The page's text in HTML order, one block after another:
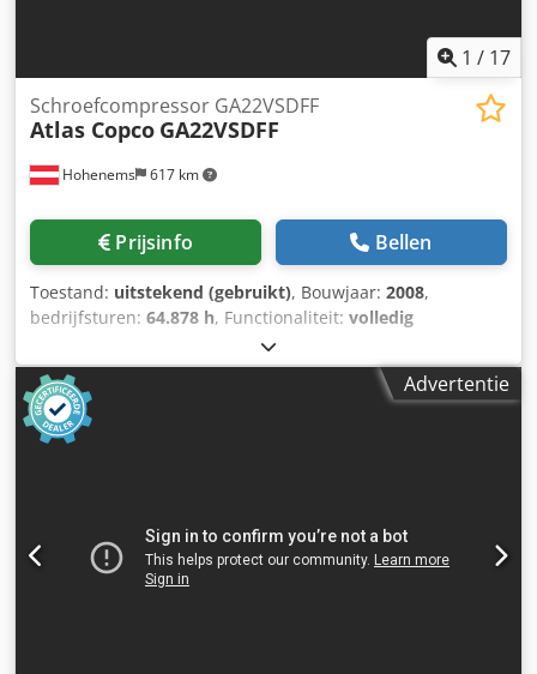
1 / 17
Hohenems 617 km
Schroefcompressor GA22VSDFF
Atlas Copco GA22VSDFF
Prijsinfo Bellen
Toestand: uitstekend (gebruikt), Bouwjaar: 2008,
bedrijfsturen: 64.878 h, Functionaliteit: volledig
, Schroefcompressor GA22VSDFF Omvormer en
droger geïntegreerd 22 kW Codpfoyr Da Rjx Aa Torf 13 bar
3,85 m3/min
Advertentie